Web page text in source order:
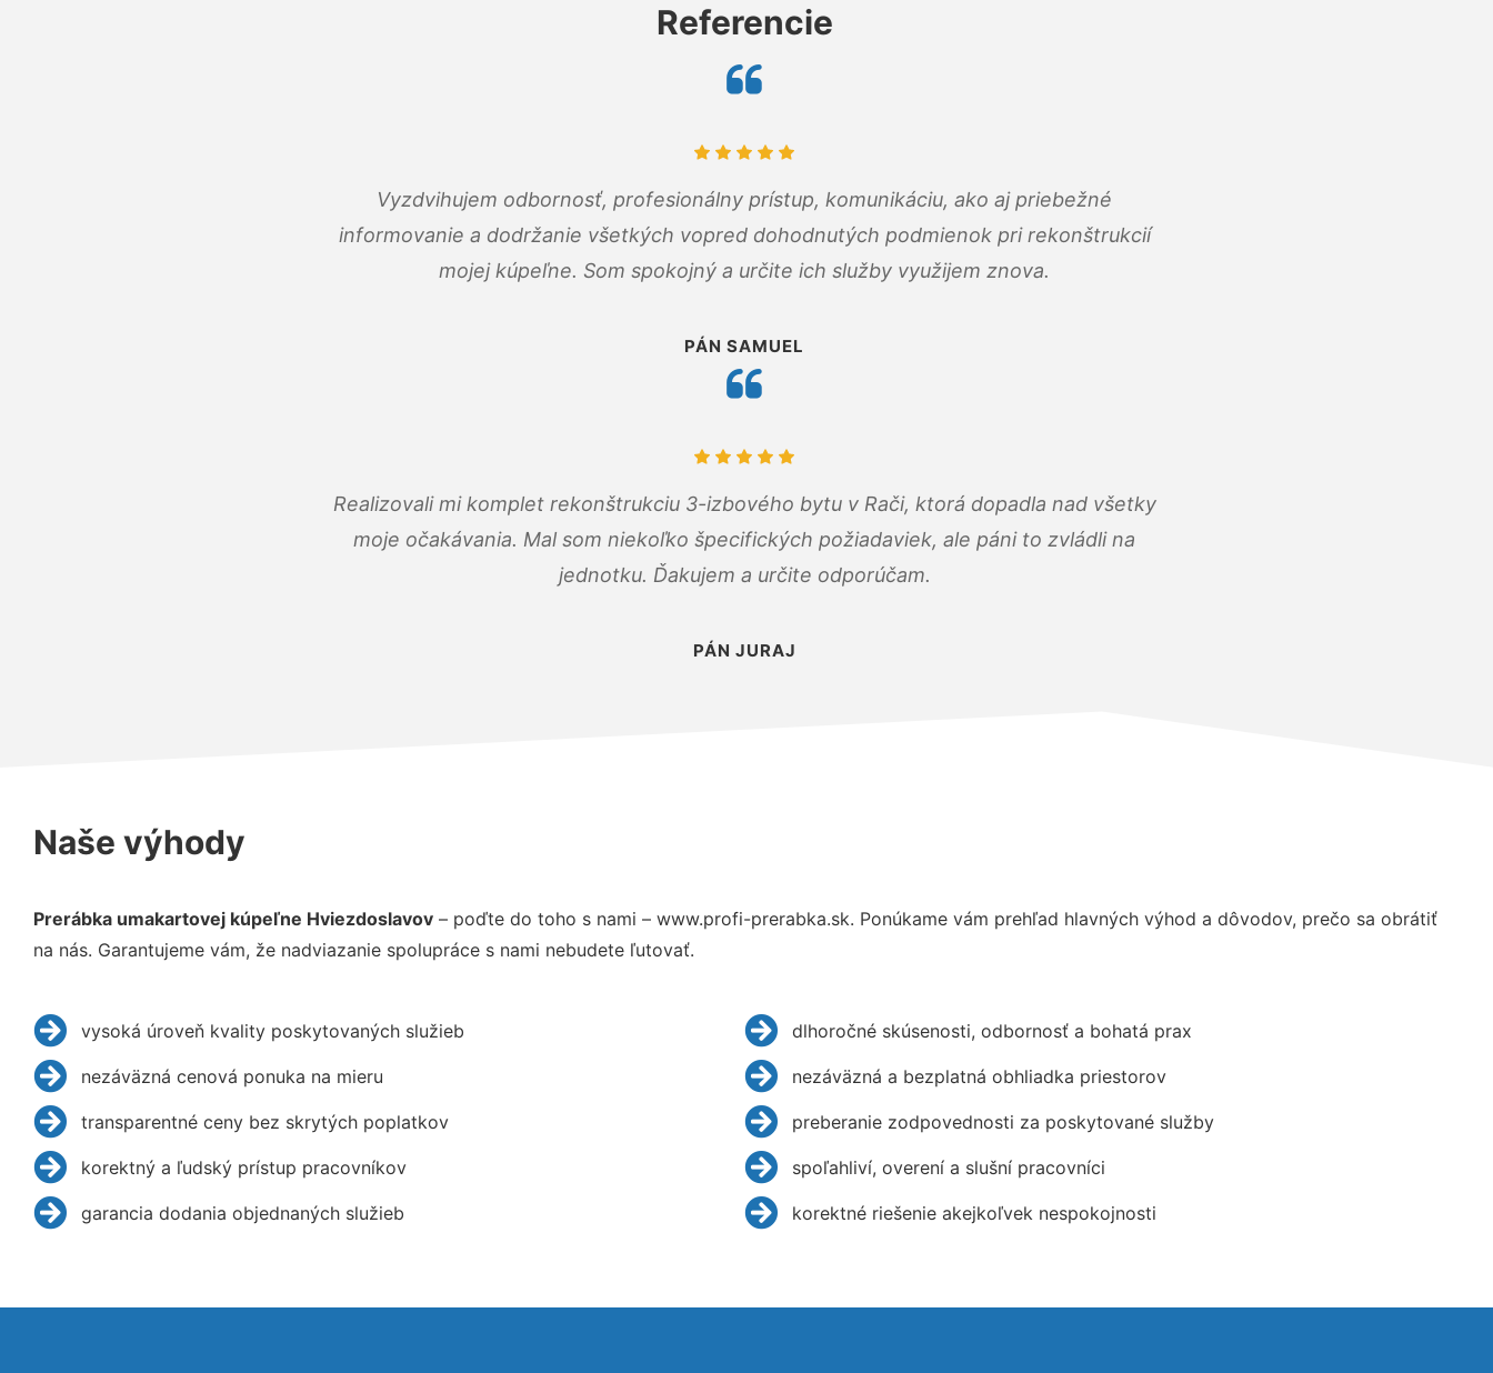
Referencie
Vyzdvihujem odbornosť, profesionálny prístup, komunikáciu, ako aj priebežné
informovanie a dodržanie všetkých vopred dohodnutých podmienok pri rekonštrukcií
mojej kúpeľne. Som spokojný a určite ich služby využijem znova.
PÁN SAMUEL
Realizovali mi komplet rekonštrukciu 3-izbového bytu v Rači, ktorá dopadla nad všetky
moje očakávania. Mal som niekoľko špecifických požiadaviek, ale páni to zvládli na
jednotku. Ďakujem a určite odporúčam.
PÁN JURAJ
Naše výhody
Prerábka umakartovej kúpeľne Hviezdoslavov – poďte do toho s nami – www.profi-prerabka.sk. Ponúkame vám prehľad hlavných výhod a dôvodov, prečo sa obrátiť
na nás. Garantujeme vám, že nadviazanie spolupráce s nami nebudete ľutovať.
vysoká úroveň kvality poskytovaných služieb
nezáväzná cenová ponuka na mieru
transparentné ceny bez skrytých poplatkov
korektný a ľudský prístup pracovníkov
garancia dodania objednaných služieb
dlhoročné skúsenosti, odbornosť a bohatá prax
nezáväzná a bezplatná obhliadka priestorov
preberanie zodpovednosti za poskytované služby
spoľahliví, overení a slušní pracovníci
korektné riešenie akejkoľvek nespokojnosti